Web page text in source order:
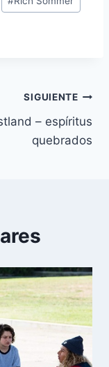
SIGUIENTE
– espíritus
quebrados